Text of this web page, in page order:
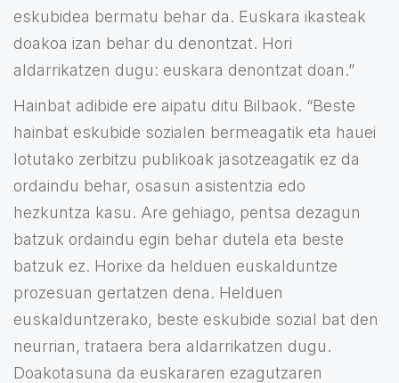
eskubidea bermatu behar da. Euskara ikasteak
doakoa izan behar du denontzat. Hori
aldarrikatzen dugu: euskara denontzat doan.”
Hainbat adibide ere aipatu ditu Bilbaok. “Beste
hainbat eskubide sozialen bermeagatik eta hauei
lotutako zerbitzu publikoak jasotzeagatik ez da
ordaindu behar, osasun asistentzia edo
hezkuntza kasu. Are gehiago, pentsa dezagun
batzuk ordaindu egin behar dutela eta beste
batzuk ez. Horixe da helduen euskalduntze
prozesuan gertatzen dena. Helduen
euskalduntzerako, beste eskubide sozial bat den
neurrian, trataera bera aldarrikatzen dugu.
Doakotasuna da euskararen ezagutzaren